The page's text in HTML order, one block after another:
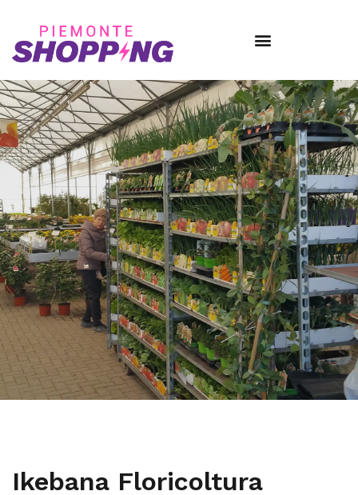
Ikebana Floricoltura